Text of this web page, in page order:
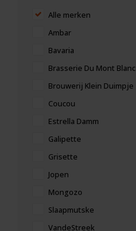
Alle merken
Ambar
Bavaria
Brasserie Du Mont Blanc
Brouwerij Klein Duimpje
Coucou
Estrella Damm
Galipette
Grisette
Jopen
Mongozo
Slaapmutske
VandeStreek